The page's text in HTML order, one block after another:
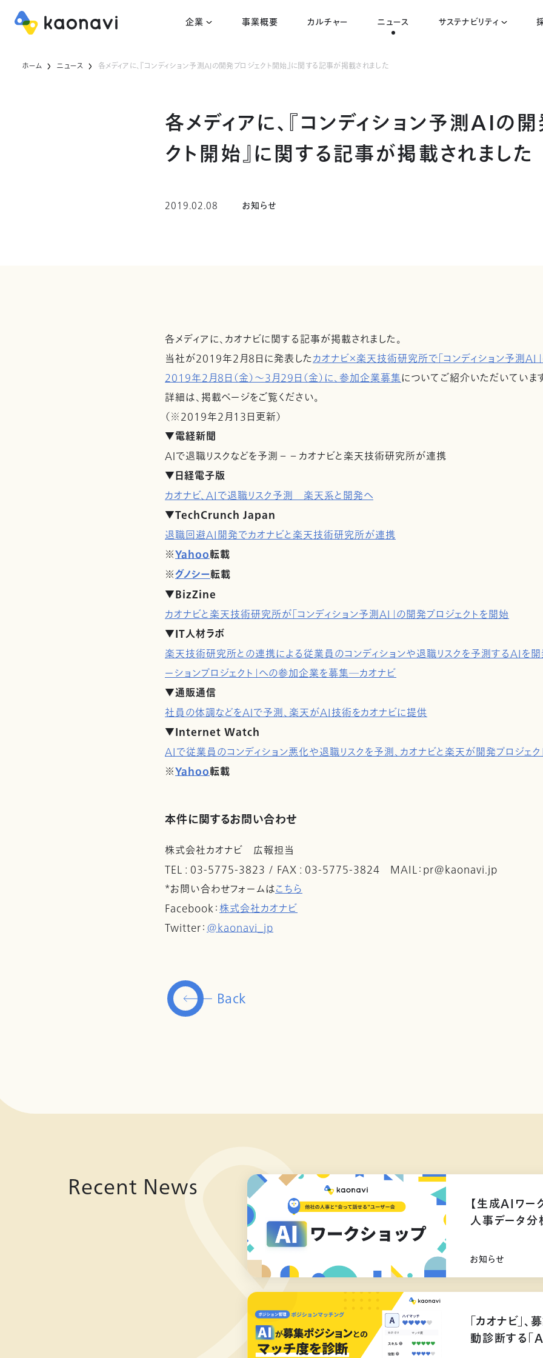
企業 事業概要 カルチャー ニュース サステナビリティ
ホーム ニュース 各メディアに、『コンディション予測AIの開発プロジェクト開始』に関する記事が掲載されました
各メディアに、『コンディション予測AIの
クト開始』に関する記事が掲載されました
2019.02.08 お知らせ
各メディアに、カオナビに関する記事が掲載されました。
当社が2019年2月8日に発表したカオナビ×楽天技術研究所で「コンディション予測AI
2019年2月8日（金）～3月29日（金）に、参加企業募集についてご紹介いただいています
詳細は、掲載ページをご覧ください。
（※2019年2月13日更新）
▼電経新聞
ＡＩで退職リスクなどを予測－－カオナビと楽天技術研究所が連携
▼日経電子版
カオナビ、AIで退職リスク予測 楽天系と開発へ
▼TechCrunch Japan
退職回避AI開発でカオナビと楽天技術研究所が連携
※Yahoo転載
※グノシー転載
▼BizZine
カオナビと楽天技術研究所が「コンディション予測AI」の開発プロジェクトを開始
▼IT人材ラボ
楽天技術研究所との連携による従業員のコンディションや退職リスクを予測するAIを
ーションプロジェクト」への参加企業を募集―カオナビ
▼通販通信
社員の体調などをＡＩで予測、楽天がAI技術をカオナビに提供
▼Internet Watch
AIで従業員のコンディション悪化や退職リスクを予測、カオナビと楽天が開発プロジェク
※Yahoo転載
本件に関するお問い合わせ
株式会社カオナビ 広報担当
TEL : 03-5775-3823 / FAX : 03-5775-3824 MAIL：pr@kaonavi.jp
*お問い合わせフォームはこちら
Facebook：株式会社カオナビ
Twitter：@kaonavi_jp
Back
Recent News
【生成AIワー
人事データ分
お知らせ
「カオナビ」
動診断する「